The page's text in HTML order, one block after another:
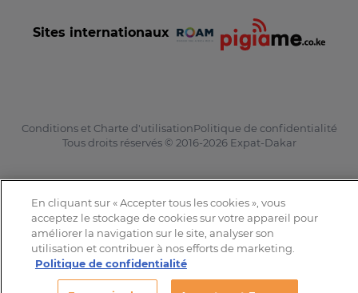
Sites internationaux
Conditions et Charte d'utilisationPolitique de confidentialité
Tous droits réservés © 2016-2026 Expat-Dakar
En cliquant sur « Accepter tous les cookies », vous
acceptez le stockage de cookies sur votre appareil pour
améliorer la navigation sur le site, analyser son
utilisation et contribuer à nos efforts de marketing.
Politique de confidentialité